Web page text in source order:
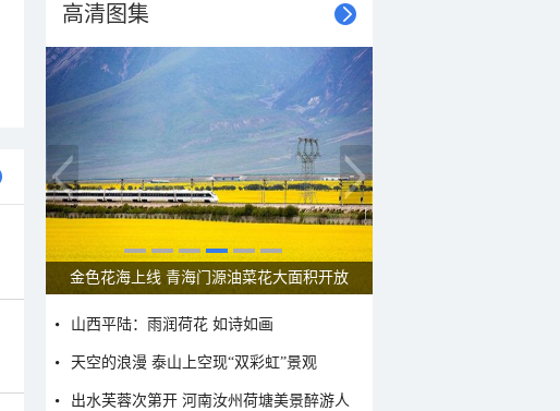
高清图集
呼伦贝尔草原 藏着最治愈的蓝天白云
山西平陆：雨润荷花 如诗如画
天空的浪漫 泰山上空现“双彩虹”景观
出水芙蓉次第开 河南汝州荷塘美景醉游人